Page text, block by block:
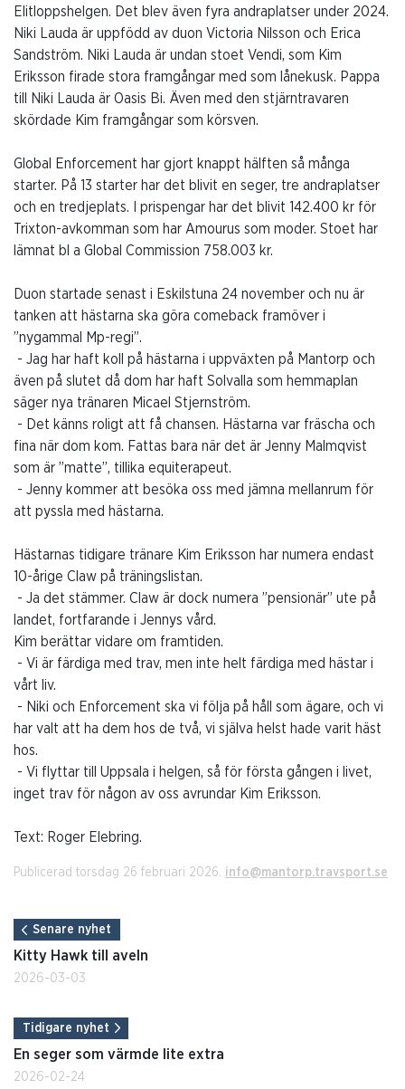
Elitloppshelgen. Det blev även fyra andraplatser under 2024.
Niki Lauda är uppfödd av duon Victoria Nilsson och Erica
Sandström. Niki Lauda är undan stoet Vendi, som Kim
Eriksson firade stora framgångar med som lånekusk. Pappa
till Niki Lauda är Oasis Bi. Även med den stjärntravaren
skördade Kim framgångar som körsven.
Global Enforcement har gjort knappt hälften så många
starter. På 13 starter har det blivit en seger, tre andraplatser
och en tredjeplats. I prispengar har det blivit 142.400 kr för
Trixton-avkomman som har Amourus som moder. Stoet har
lämnat bl a Global Commission 758.003 kr.
Duon startade senast i Eskilstuna 24 november och nu är
tanken att hästarna ska göra comeback framöver i
”nygammal Mp-regi”.
- Jag har haft koll på hästarna i uppväxten på Mantorp och
även på slutet då dom har haft Solvalla som hemmaplan
säger nya tränaren Micael Stjernström.
- Det känns roligt att få chansen. Hästarna var fräscha och
fina när dom kom. Fattas bara när det är Jenny Malmqvist
som är ”matte”, tillika equiterapeut.
- Jenny kommer att besöka oss med jämna mellanrum för
att pyssla med hästarna.
Hästarnas tidigare tränare Kim Eriksson har numera endast
10-årige Claw på träningslistan.
- Ja det stämmer. Claw är dock numera ”pensionär” ute på
landet, fortfarande i Jennys vård.
Kim berättar vidare om framtiden.
- Vi är färdiga med trav, men inte helt färdiga med hästar i
vårt liv.
- Niki och Enforcement ska vi följa på håll som ägare, och vi
har valt att ha dem hos de två, vi själva helst hade varit häst
hos.
- Vi flyttar till Uppsala i helgen, så för första gången i livet,
inget trav för någon av oss avrundar Kim Eriksson.
Text: Roger Elebring.
Publicerad torsdag 26 februari 2026. info@mantorp.travsport.se
Senare nyhet
Kitty Hawk till aveln
2026-03-03
Tidigare nyhet
En seger som värmde lite extra
2026-02-24